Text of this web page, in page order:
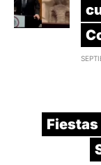
Fiestas